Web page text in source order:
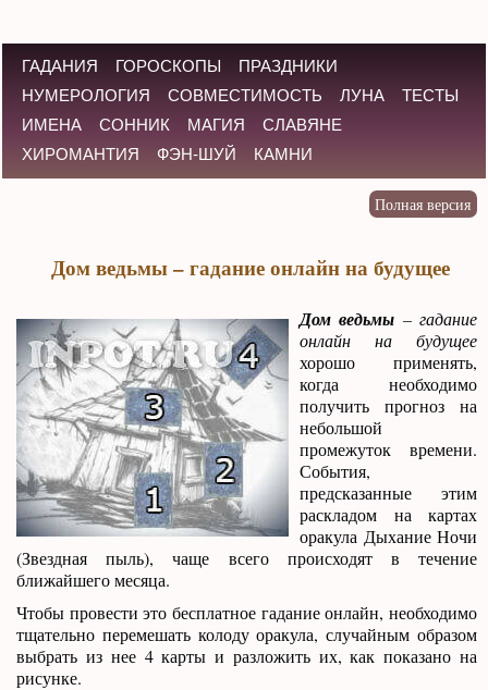
ГАДАНИЯ ГОРОСКОПЫ
ПРАЗДНИКИ
НУМЕРОЛОГИЯ
СОВМЕСТИМОСТЬ ЛУНА
ТЕСТЫ
ИМЕНА
СОННИК МАГИЯ
СЛАВЯНЕ
ХИРОМАНТИЯ
ФЭН-ШУЙ КАМНИ
Дом ведьмы – гадание онлайн на будущее
Дом ведьмы – гадание
онлайн на будущее
хорошо применять,
когда необходимо
получить прогноз на
небольшой
промежуток времени.
События,
предсказанные этим
раскладом на картах
оракула Дыхание Ночи
(Звездная пыль), чаще всего происходят в течение
ближайшего месяца.
Чтобы провести это бесплатное гадание онлайн, необходимо
тщательно перемешать колоду оракула, случайным образом
выбрать из нее 4 карты и разложить их, как показано на
рисунке.